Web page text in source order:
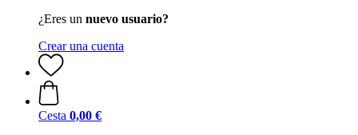
¿Eres un nuevo usuario?
Crear una cuenta
Cesta 0,00 €